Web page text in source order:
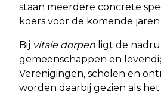
staan meerdere concrete
koers voor de komende
Bij vitale dorpen ligt de
gemeenschappen en
Verenigingen, scholen en
worden daarbij gezien als